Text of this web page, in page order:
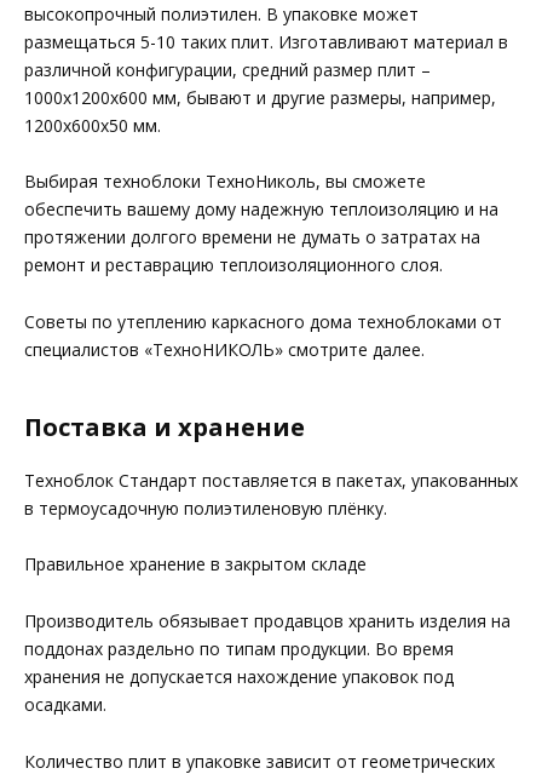
высокопрочный полиэтилен. В упаковке может
размещаться 5-10 таких плит. Изготавливают материал в
различной конфигурации, средний размер плит –
1000х1200х600 мм, бывают и другие размеры, например,
1200х600х50 мм.
Выбирая техноблоки ТехноНиколь, вы сможете
обеспечить вашему дому надежную теплоизоляцию и на
протяжении долгого времени не думать о затратах на
ремонт и реставрацию теплоизоляционного слоя.
Советы по утеплению каркасного дома техноблоками от
специалистов «ТехноНИКОЛЬ» смотрите далее.
Поставка и хранение
Техноблок Стандарт поставляется в пакетах, упакованных
в термоусадочную полиэтиленовую плёнку.
Правильное хранение в закрытом складе
Производитель обязывает продавцов хранить изделия на
поддонах раздельно по типам продукции. Во время
хранения не допускается нахождение упаковок под
осадками.
Количество плит в упаковке зависит от геометрических